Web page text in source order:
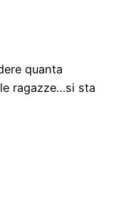
quanta
ragazze…si sta